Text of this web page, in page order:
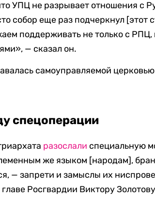
УПЦ не разрывает отношения с
собор еще раз подчеркнул [этот
поддерживать не только с РПЦ,
— сказал он.
самоуправляемой церковью
спецоперации
разослали специальную
же языком [народам],
— запрети и замыслы их
Росгвардии Виктору